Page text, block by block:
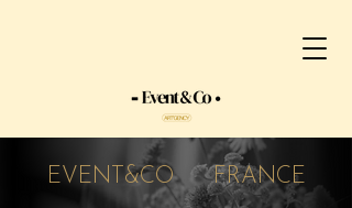
EVENT&CO FRANCE